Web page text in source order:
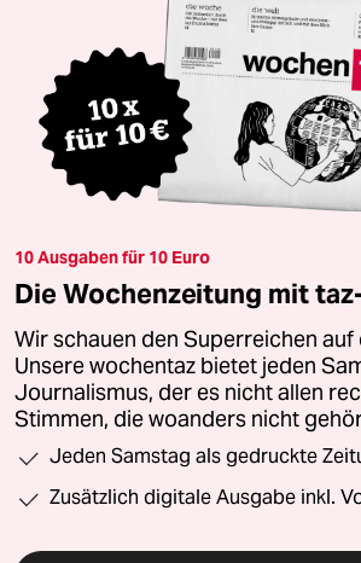
10 Ausgaben für 10 Euro
Die Wochenzeitung mit
Wir schauen den Superreichen auf
Unsere wochentaz bietet jeden
Journalismus, der es nicht allen
Stimmen, die woanders nicht
Jeden Samstag als gedruckte
Zusätzlich digitale Ausgabe inkl.